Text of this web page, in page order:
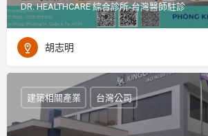
DR. HEALTHCARE 綜合診所-台灣醫師駐診
胡志明
建築相關產業 台灣公司